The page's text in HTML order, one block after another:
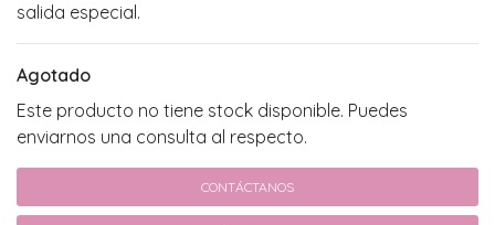
salida especial.
Agotado
Este producto no tiene stock disponible. Puedes
enviarnos una consulta al respecto.
CONTÁCTANOS